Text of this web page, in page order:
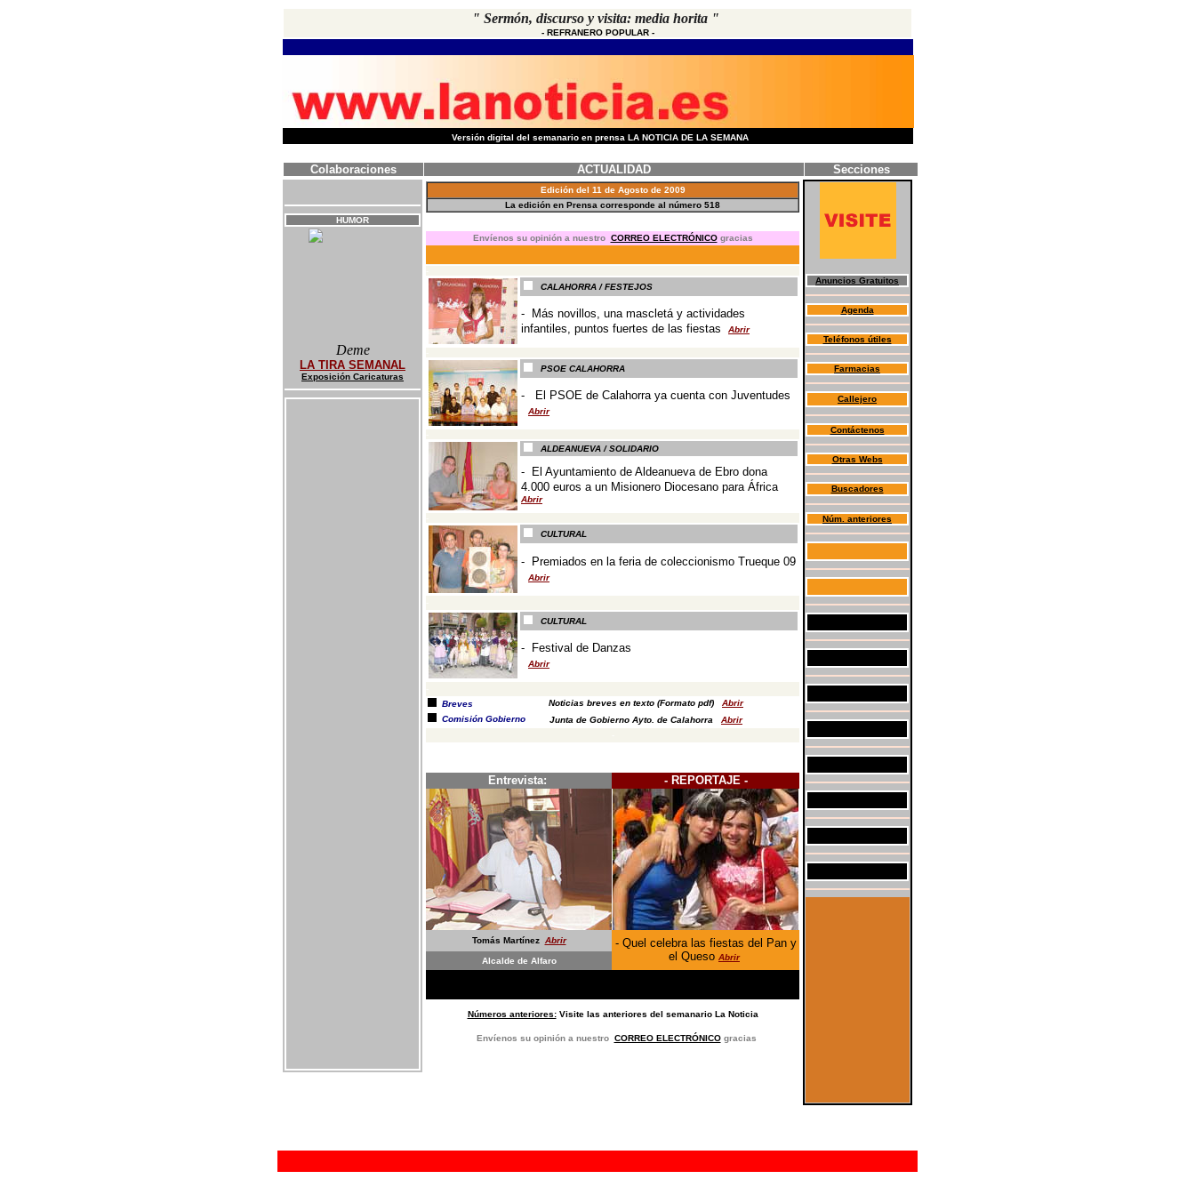
" Sermón, discurso y visita: media horita"
- REFRANERO POPULAR-
Versión digital del semanario en prensa LA NOTICIA DE LA SEMANA
Colaboraciones ACTUALIDAD Secciones
HUMOR
Deme
LA TIRA SEMANAL
Exposición Caricaturas
Edición del 11 de Agostode 2009
La edición en Prensa corresponde al número 518
Envíenos su opinión a nuestro CORREO ELECTRÓNICO gracias
CALAHORRA / FESTEJOS
- Más novillos, una mascletá y actividades
infantiles, puntos fuertes de las fiestas
Abrir
PSOE CALAHORRA
- El PSOE de Calahorra ya cuenta con Juventudes
Abrir
ALDEANUEVA / SOLIDARIO
-
El Ayuntamiento de Aldeanueva de Ebro dona
4.000 euros a un Misionero Diocesano para África
Abrir
CULTURAL
- Premiados en la feria de coleccionismo Trueque 09
Abrir
CULTURAL
- Festival de Danzas
Abrir
Breves
Noticias breves en texto (Formato pdf)
Abrir
Comisión Gobierno
Junta de Gobierno Ayto. de Calahorra
Abrir
Entrevista: - REPORTAJE -
Tomás Martínez Abrir - Quel celebra las fiestas del Pan y
el Queso Abrir
Alcalde de Alfaro
Números anteriores:Visite las anteriores del semanario La Noticia
Envíenos su opinión a nuestro CORREO ELECTRÓNICO gracias
Anuncios Gratuitos
Agenda
Teléfonos útiles
Farmacias
Callejero
Contáctenos
Otras Webs
Buscadores
Núm. anteriores